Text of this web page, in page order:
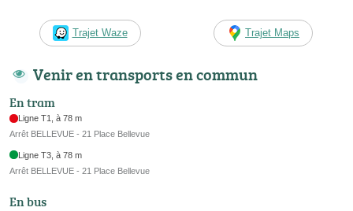
Trajet Waze Trajet Maps
Venir en transports en commun
En tram
Ligne T1, à 78 m
Arrêt BELLEVUE - 21 Place Bellevue
Ligne T3, à 78 m
Arrêt BELLEVUE - 21 Place Bellevue
En bus